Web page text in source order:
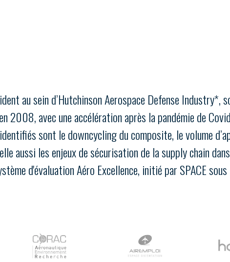
au sein d’Hutchinson Aerospace Defense
2008, avec une accélération après la pandémie de
sont le downcycling du composite, le volume
aussi les enjeux de sécurisation de la supply chain
d'évaluation Aéro Excellence, initié par SPACE
à l’international
réseau au sein d’un
DEMANDE D’ADHÉSION
Avez-vous un statut de droit français ?